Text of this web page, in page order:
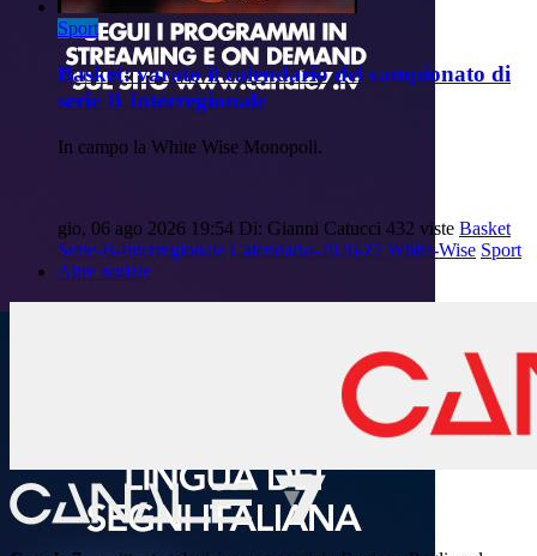
Sport
Basket: varato il calendario del campionato di
serie B Interregionale
In campo la White Wise Monopoli.
gio, 06 ago 2026 19:54 Di: Gianni Catucci 432 viste Basket
Serie-B-Interregionale Calendario-2026-27 White-Wise Sport
Altre notizie